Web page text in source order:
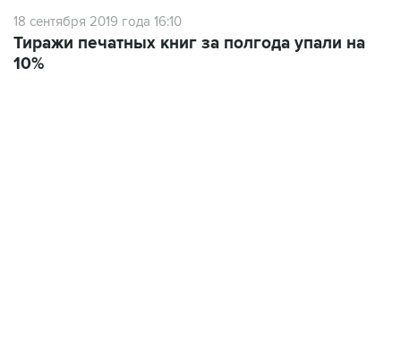
18 сентября 2019 года 16:10
Тиражи печатных книг за полгода упали на
10%